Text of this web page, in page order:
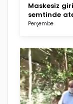
Maskesiz
semtinde
Perşembe